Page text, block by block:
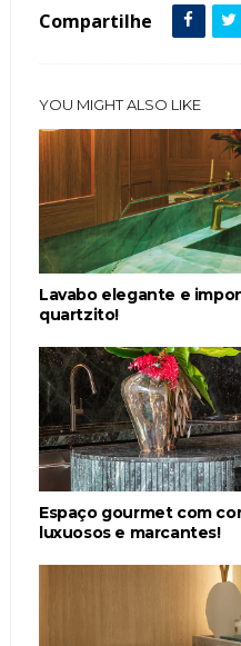
Compartilhe
YOU MIGHT ALSO LIKE
Lavabo elegante e
quartzito!
Espaço gourmet com
luxuosos e marcantes!